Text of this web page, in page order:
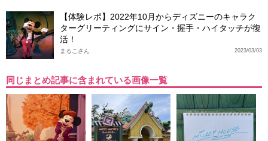
【体験レポ】2022年10月からディズニーのキャラク
ターグリーティングにサイン・握手・ハイタッチが復
活！
2023/03/03
まるこさん
同じまとめ記事に含まれている画像一覧